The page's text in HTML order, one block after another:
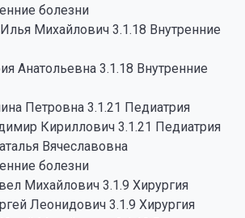
болезни
Михайлович 3.1.18 Внутренние
Анатольевна 3.1.18 Внутренние
Петровна 3.1.21 Педиатрия
Кириллович 3.1.21 Педиатрия
Вячеславовна
болезни
Михайлович 3.1.9 Хирургия
Леонидович 3.1.9 Хирургия